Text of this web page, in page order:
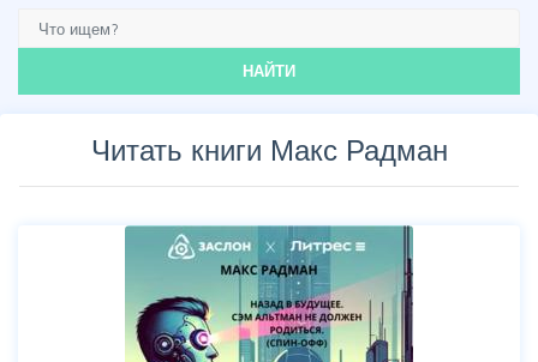
НАЙТИ
Читать книги Макс Радман